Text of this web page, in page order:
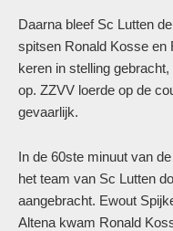
Daarna bleef Sc Lutten
spitsen Ronald Kosse en
keren in stelling
op. ZZVV loerde op de
gevaarlijk.
In de 60ste minuut van
het team van Sc Lutten
aangebracht. Ewout
Altena kwam Ronald